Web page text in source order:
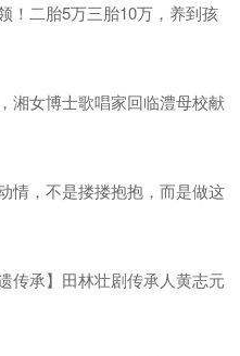
！二胎5万三胎10万，养到孩
湘女博士歌唱家回临澧母校献
情，不是搂搂抱抱，而是做这
传承】田林壮剧传承人黄志元